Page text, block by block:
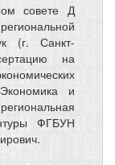
совете Д
(г. Санкт-
на
и
ФГБУН